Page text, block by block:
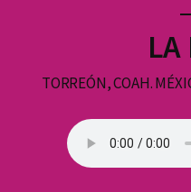
LA
TORREÓN, COAH.